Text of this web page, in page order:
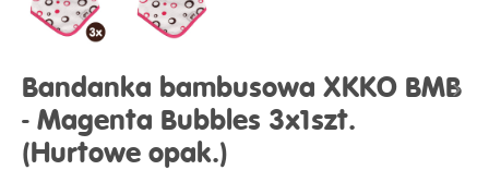
Bandanka bambusowa XKKO BMB
- Magenta Bubbles 3x1szt.
(Hurtowe opak.)